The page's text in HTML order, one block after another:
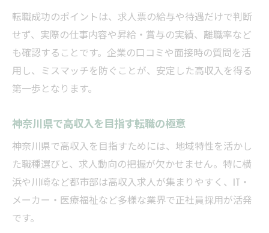
女性が高収入を得やすい仕事の選び方
神奈川県で高収入を目指す女性の働き方
高収入女性求人で注目すべき職種の傾向
女性が安定収入を得るための転職戦略
高収入と働きやすさを両立できる職場とは
安定収入を確保する職場選びのコツ
高収入と安定性を兼ね備えた仕事の条件
神奈川県で安定収入を得る企業の特徴
高収入求人から安定した収入源を選ぶ方法
転職成功のポイントは、求人票の給与や待遇だけで判断
せず、実際の仕事内容や昇給・賞与の実績、離職率など
も確認することです。企業の口コミや面接時の質問を活
用し、ミスマッチを防ぐことが、安定した高収入を得る
第一歩となります。
神奈川県で高収入を目指す転職の極意
神奈川県で高収入を目指すためには、地域特性を活かし
た職種選びと、求人動向の把握が欠かせません。特に横
浜や川崎など都市部は高収入求人が集まりやすく、IT・
メーカー・医療福祉など多様な業界で正社員採用が活発
です。